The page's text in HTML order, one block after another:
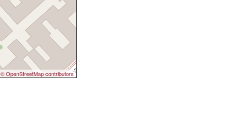
© OpenStreetMap contributors